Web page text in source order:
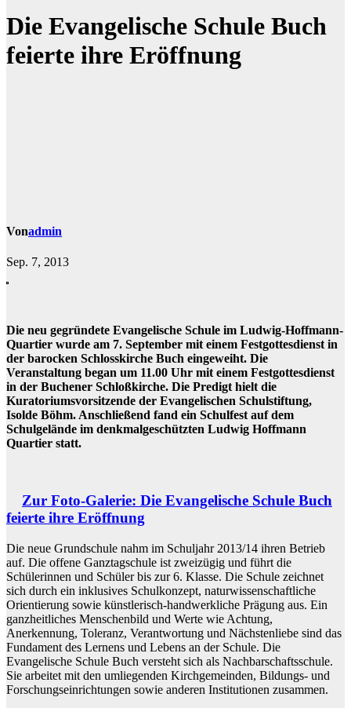
Die Evangelische Schule Buch
feierte ihre Eröffnung
Vonadmin
Sep. 7, 2013
Die neu gegründete Evangelische Schule im Ludwig-Hoffmann-
Quartier wurde am 7. September mit einem Festgottesdienst in
der barocken Schlosskirche Buch eingeweiht. Die
Veranstaltung began um 11.00 Uhr mit einem Festgottesdienst
in der Buchener Schloßkirche. Die Predigt hielt die
Kuratoriumsvorsitzende der Evangelischen Schulstiftung,
Isolde Böhm. Anschließend fand ein Schulfest auf dem
Schulgelände im denkmalgeschützten Ludwig Hoffmann
Quartier statt.
Zur Foto-Galerie: Die Evangelische Schule Buch
feierte ihre Eröffnung
Die neue Grundschule nahm im Schuljahr 2013/14 ihren Betrieb
auf. Die offene Ganztagschule ist zweizügig und führt die
Schülerinnen und Schüler bis zur 6. Klasse. Die Schule zeichnet
sich durch ein inklusives Schulkonzept, naturwissenschaftliche
Orientierung sowie künstlerisch-handwerkliche Prägung aus. Ein
ganzheitliches Menschenbild und Werte wie Achtung,
Anerkennung, Toleranz, Verantwortung und Nächstenliebe sind das
Fundament des Lernens und Lebens an der Schule. Die
Evangelische Schule Buch versteht sich als Nachbarschaftsschule.
Sie arbeitet mit den umliegenden Kirchgemeinden, Bildungs- und
Forschungseinrichtungen sowie anderen Institutionen zusammen.